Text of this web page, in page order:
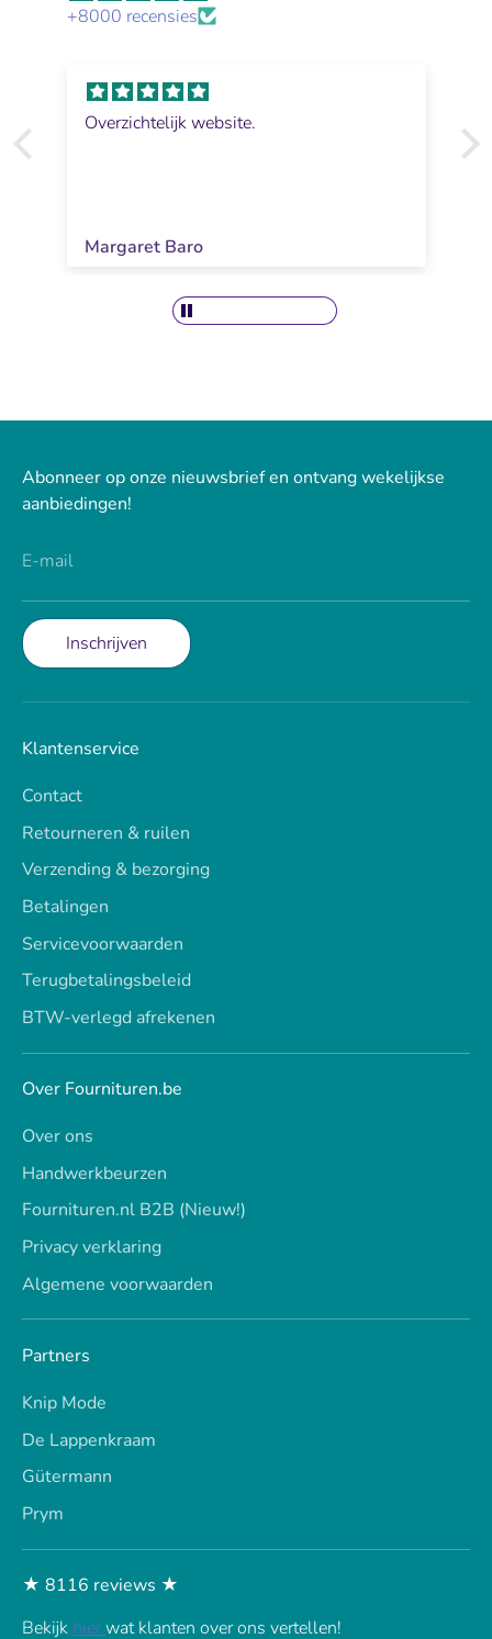
+8000 recensies
Overzichtelijk website.
Margaret Baro
Abonneer op onze nieuwsbrief en ontvang wekelijkse
aanbiedingen!
E-mail
Inschrijven
Klantenservice
Contact
Retourneren & ruilen
Verzending & bezorging
Betalingen
Servicevoorwaarden
Terugbetalingsbeleid
BTW-verlegd afrekenen
Over Fournituren.be
Over ons
Handwerkbeurzen
Fournituren.nl B2B (Nieuw!)
Privacy verklaring
Algemene voorwaarden
Partners
Knip Mode
De Lappenkraam
Gütermann
Prym
★ 8116 reviews ★
Bekijk hierwat klanten over ons vertellen!